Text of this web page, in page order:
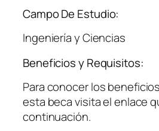
Campo De Estudio:
Ingeniería y Ciencias
Beneficios y Requisitos:
Para conocer los
esta beca visita el enlace
continuación.